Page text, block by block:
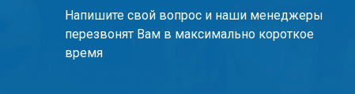
Напишите свой вопрос и наши менеджеры
перезвонят Вам в максимально короткое
время